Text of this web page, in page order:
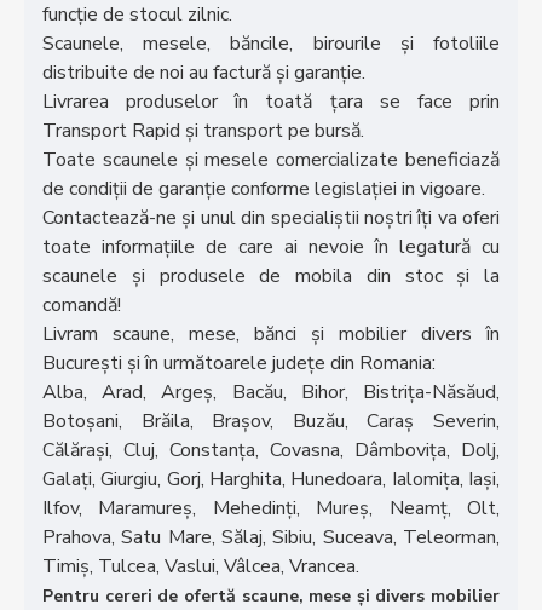
funcție de stocul zilnic.
Scaunele, mesele, băncile, birourile și fotoliile
distribuite de noi au factură și garanție.
Livrarea produselor în toată țara se face prin
Transport Rapid și transport pe bursă.
Toate scaunele și mesele comercializate beneficiază
de condiții de garanție conforme legislației in vigoare.
Contactează-ne și unul din specialiștii noștri îți va oferi
toate informațiile de care ai nevoie în legatură cu
scaunele și produsele de mobila din stoc și la
comandă!
Livram scaune, mese, bănci și mobilier divers în
București și în următoarele județe din Romania:
Alba, Arad, Argeș, Bacău, Bihor, Bistrița-Năsăud,
Botoșani, Brăila, Brașov, Buzău, Caraș Severin,
Călărași, Cluj, Constanța, Covasna, Dâmbovița, Dolj,
Galați, Giurgiu, Gorj, Harghita, Hunedoara, Ialomița, Iași,
Ilfov, Maramureș, Mehedinți, Mureș, Neamț, Olt,
Prahova, Satu Mare, Sălaj, Sibiu, Suceava, Teleorman,
Timiș, Tulcea, Vaslui, Vâlcea, Vrancea.
Pentru cereri de ofertă scaune, mese și divers mobilier